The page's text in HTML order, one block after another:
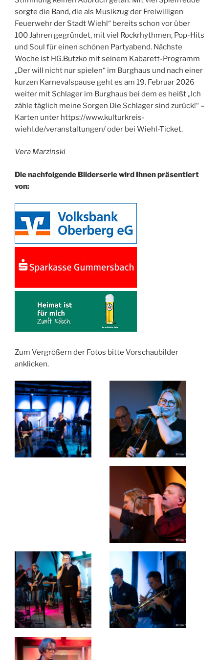
sorgte die Band, die als Musikzug der Freiwilligen
Feuerwehr der Stadt Wiehl“ bereits schon vor über
100 Jahren gegründet, mit viel Rockrhythmen, Pop-Hits
und Soul für einen schönen Partyabend. Nächste
Woche ist HG.Butzko mit seinem Kabarett-Programm
„Der will nicht nur spielen“ im Burghaus und nach einer
kurzen Karnevalspause geht es am 19. Februar 2026
weiter mit Schlager im Burghaus bei dem es heißt „Ich
zähle täglich meine Sorgen Die Schlager sind zurück!“ –
Karten unter https://www.kulturkreis-
wiehl.de/veranstaltungen/ oder bei Wiehl-Ticket.
Vera Marzinski
Die nachfolgende Bilderserie wird Ihnen präsentiert
von:
Zum Vergrößern der Fotos bitte Vorschaubilder
anklicken.